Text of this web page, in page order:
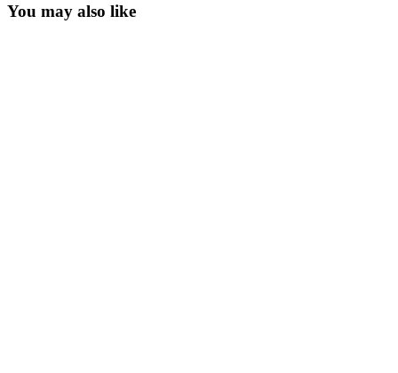
You may also like